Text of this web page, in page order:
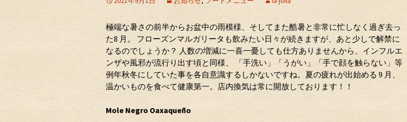
極端な暑さの前半からお盆中の雨模様、そしてまた酷暑と非常に忙しなく過ぎ去っ
た8 月。 フローズンマルガリータも飲みたい日々が続きますが、あと少しで解禁に
なるのでしょうか？ 人数の増減に一喜一憂しても仕方ありませんから、インフルエ
ンザや風邪が流行り出す頃と同様、 「手洗い」「うがい」「手で顔を触らない」等
例年秋冬にしていた事を各自意識するしかないですね。夏の疲れが出始める 9 月、
温かいものを食べて健康第一。店内換気は常に開放しております！！
Mole Negro Oaxaqueño